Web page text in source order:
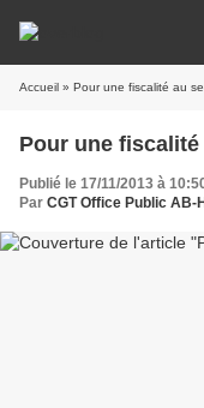
Accueil » Pour une fiscalité au
Pour une
Publié le 17/11/2013 à
Par CGT Office Public AB-